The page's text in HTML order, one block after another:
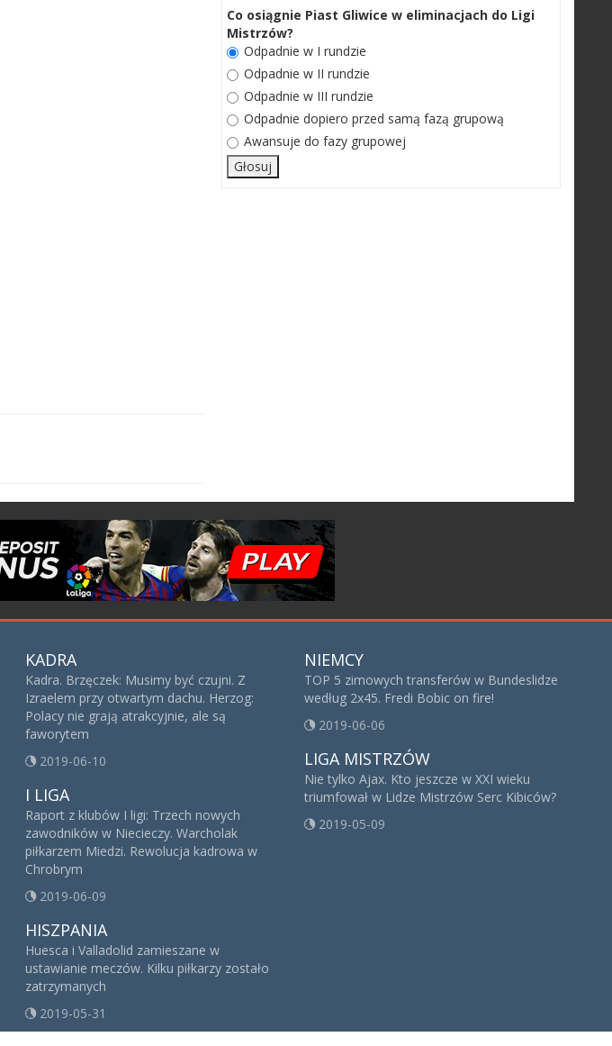
Co osiągnie Piast Gliwice w eliminacjach do Ligi
Mistrzów?
Odpadnie w I rundzie
Odpadnie w II rundzie
Odpadnie w III rundzie
Odpadnie dopiero przed samą fazą grupową
Awansuje do fazy grupowej
KADRA
Kadra. Brzęczek: Musimy być czujni. Z
Izraelem przy otwartym dachu. Herzog:
Polacy nie grają atrakcyjnie, ale są
faworytem
2019-06-10
I LIGA
Raport z klubów I ligi: Trzech nowych
zawodników w Niecieczy. Warcholak
piłkarzem Miedzi. Rewolucja kadrowa w
Chrobrym
2019-06-09
HISZPANIA
Huesca i Valladolid zamieszane w
ustawianie meczów. Kilku piłkarzy zostało
zatrzymanych
2019-05-31
NIEMCY
TOP 5 zimowych transferów w Bundeslidze
według 2x45. Fredi Bobic on fire!
2019-06-06
LIGA MISTRZÓW
Nie tylko Ajax. Kto jeszcze w XXI wieku
triumfował w Lidze Mistrzów Serc Kibiców?
2019-05-09